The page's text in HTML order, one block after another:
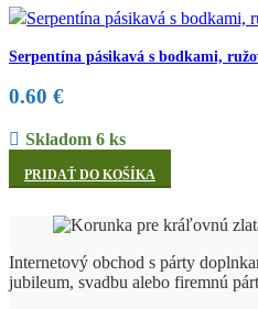
Serpentína pásikavá s bodkami,
0.60 €
Skladom 6 ks
PRIDAŤ DO KOŠÍKA
Internetový obchod s párty
jubileum, svadbu alebo firemnú